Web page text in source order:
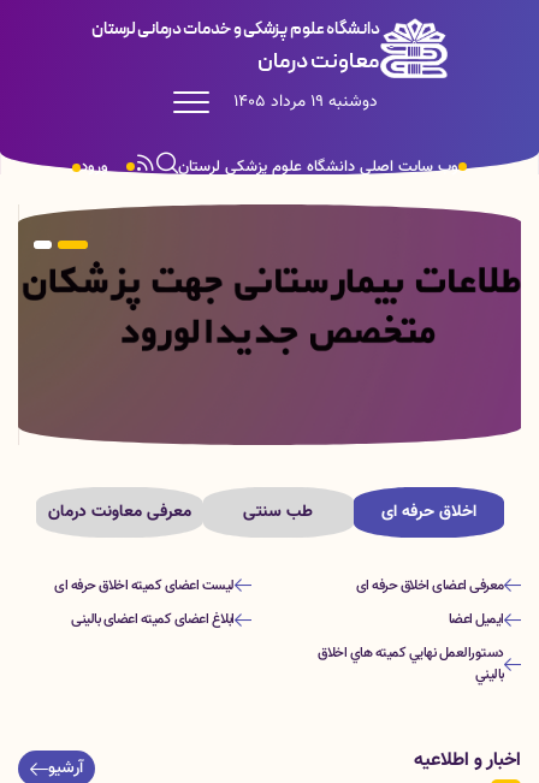
دانشگاه علوم پزشکی و خدمات درمانی لرستان
معاونت درمان
دوشنبه 19 مرداد 1405
ورود وب سایت اصلی دانشگاه علوم پزشکی لرستان
اخلاق حرفه ای طب سنتی معرفی معاونت درمان
معرفی اعضای اخلاق حرفه ای
لیست اعضای کمیته اخلاق حرفه ای
ایمیل اعضا
ابلاغ اعضای کمیته اعضای بالینی
دستورالعمل نهايي كميته هاي اخلاق
باليني
اخبار و اطلاعیه آرشیو